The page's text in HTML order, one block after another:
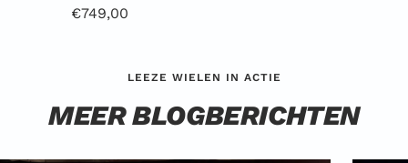
Aanbiedingsprijs
€749,00
LEEZE WIELEN IN ACTIE
MEER BLOGBERICHTEN